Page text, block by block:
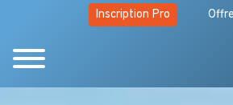
Inscription Pro